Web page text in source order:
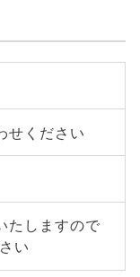
せください
たしますので
い